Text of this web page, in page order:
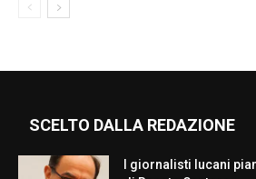
SCELTO DALLA REDAZIONE
I giornalisti lucani